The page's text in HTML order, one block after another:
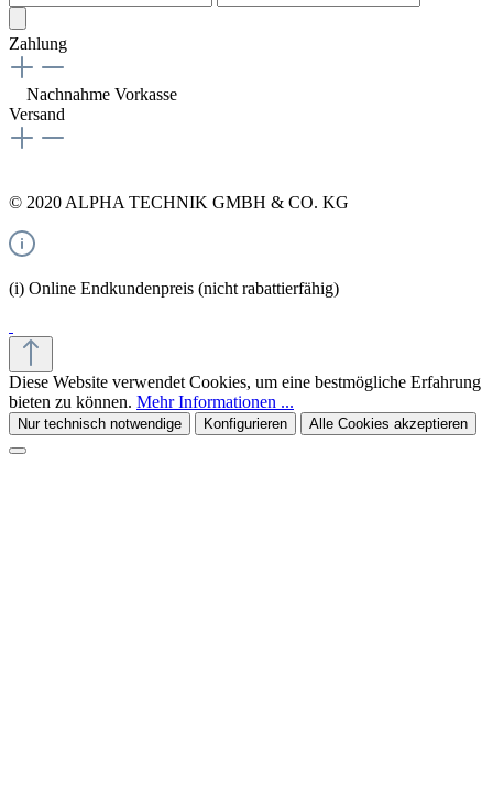
Zahlung
Nachnahme Vorkasse
Versand
© 2020 ALPHA TECHNIK GMBH & CO. KG
(i) Online Endkundenpreis (nicht rabattierfähig)
Diese Website verwendet Cookies, um eine bestmögliche Erfahrung
bieten zu können. Mehr Informationen ...
Nur technisch notwendige Konfigurieren Alle Cookies akzeptieren